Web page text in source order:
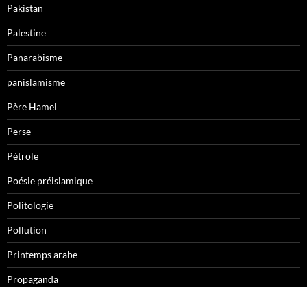
Pakistan
Palestine
Panarabisme
panislamisme
Père Hamel
Perse
Pétrole
Poésie préislamique
Politologie
Pollution
Printemps arabe
Propaganda